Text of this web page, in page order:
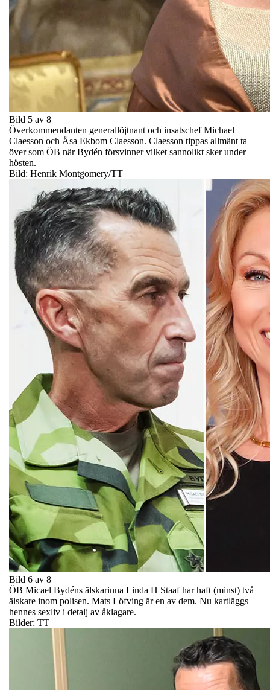
Bild 5 av 8
Överkommendanten generallöjtnant och insatschef Michael
Claesson och Åsa Ekbom Claesson. Claesson tippas allmänt ta
över som ÖB när Bydén försvinner vilket sannolikt sker under
hösten.
Bild: Henrik Montgomery/TT
Bild 6 av 8
ÖB Micael Bydéns älskarinna Linda H Staaf har haft (minst) två
älskare inom polisen. Mats Löfving är en av dem. Nu kartläggs
hennes sexliv i detalj av åklagare.
Bilder: TT